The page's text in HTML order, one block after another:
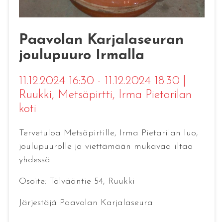
Paavolan Karjalaseuran
joulupuuro Irmalla
11.12.2024 16:30 - 11.12.2024 18:30
Ruukki, Metsäpirtti, Irma Pietarilan
koti
Tervetuloa Metsäpirtille, Irma Pietarilan luo,
joulupuurolle ja viettämään mukavaa iltaa
yhdessä.
Osoite: Tölvääntie 54, Ruukki
Järjestäjä Paavolan Karjalaseura